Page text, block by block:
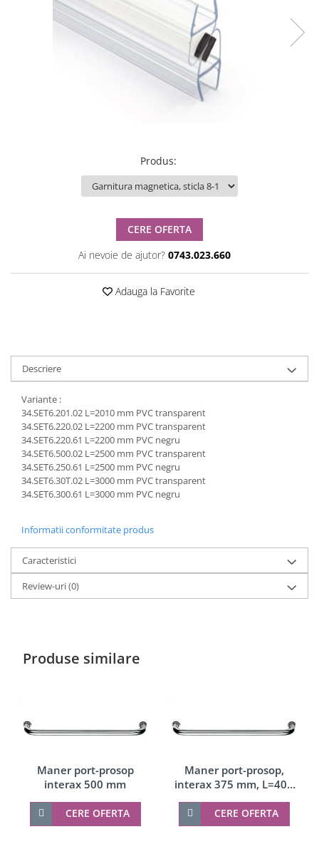
Produs:
CERE OFERTA
Ai nevoie de ajutor? 0743.023.660
Adauga la Favorite
Descriere
Variante :
34.SET6.201.02 L=2010 mm PVC transparent
34.SET6.220.02 L=2200 mm PVC transparent
34.SET6.220.61 L=2200 mm PVC negru
34.SET6.500.02 L=2500 mm PVC transparent
34.SET6.250.61 L=2500 mm PVC negru
34.SET6.30T.02 L=3000 mm PVC transparent
34.SET6.300.61 L=3000 mm PVC negru
Informatii conformitate produs
Caracteristici
Review-uri(0)
Produse similare
Maner port-prosop
interax 500 mm
CERE OFERTA
Maner port-prosop,
interax 375 mm, L=400
CERE OFERTA